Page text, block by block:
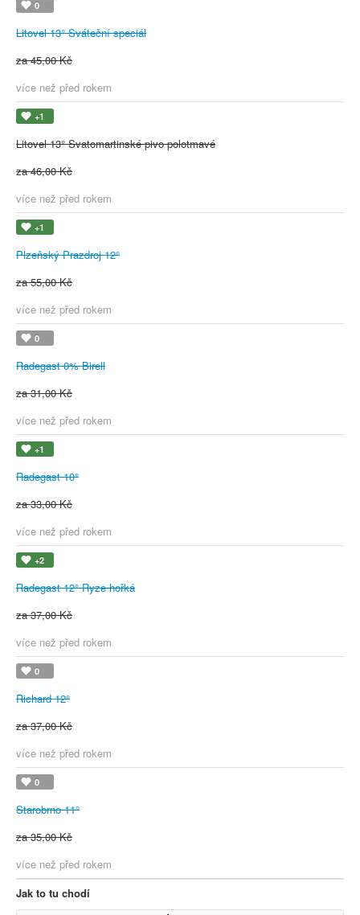
0
Litovel 13° Sváteční speciál
za 45,00 Kč
více než před rokem
+1
Litovel 13° Svatomartinské pivo polotmavé
za 46,00 Kč
více než před rokem
+1
Plzeňský Prazdroj 12°
za 55,00 Kč
více než před rokem
0
Radegast 0% Birell
za 31,00 Kč
více než před rokem
+1
Radegast 10°
za 33,00 Kč
více než před rokem
+2
Radegast 12° Ryze hořká
za 37,00 Kč
více než před rokem
0
Richard 12°
za 37,00 Kč
více než před rokem
0
Starobrno 11°
za 35,00 Kč
více než před rokem
Jak to tu chodí